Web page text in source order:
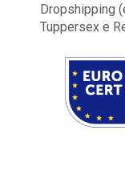
Dropshipping
Tuppersex e